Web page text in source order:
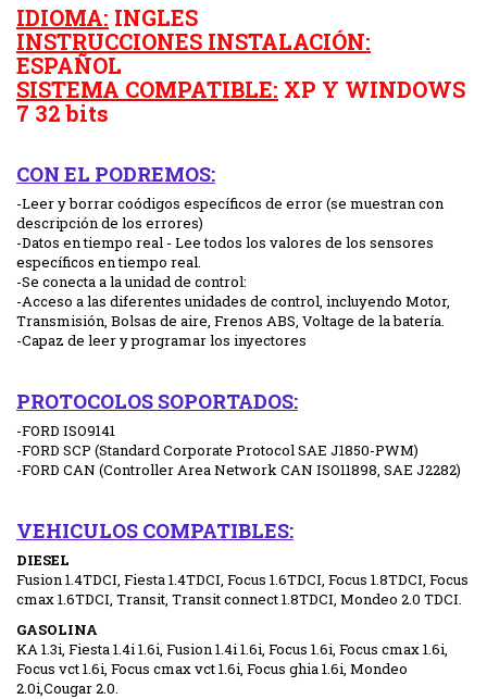
IDIOMA: INGLES
INSTRUCCIONES INSTALACIÓN:
ESPAÑOL
SISTEMA COMPATIBLE: XP Y WINDOWS
7 32 bits
CON EL PODREMOS:
-Leer y borrar coódigos específicos de error (se muestran con
descripción de los errores)
-Datos en tiempo real - Lee todos los valores de los sensores
específicos en tiempo real.
-Se conecta a la unidad de control:
-Acceso a las diferentes unidades de control, incluyendo Motor,
Transmisión, Bolsas de aire, Frenos ABS, Voltage de la batería.
-Capaz de leer y programar los inyectores
PROTOCOLOS SOPORTADOS:
-FORD ISO9141
-FORD SCP (Standard Corporate Protocol SAE J1850-PWM)
-FORD CAN (Controller Area Network CAN ISO11898, SAE J2282)
VEHICULOS COMPATIBLES:
DIESEL
Fusion 1.4TDCI, Fiesta 1.4TDCI, Focus 1.6TDCI, Focus 1.8TDCI, Focus
cmax 1.6TDCI, Transit, Transit connect 1.8TDCI, Mondeo 2.0 TDCI.
GASOLINA
KA 1.3i, Fiesta 1.4i 1.6i, Fusion 1.4i 1.6i, Focus 1.6i, Focus cmax 1.6i,
Focus vct 1.6i, Focus cmax vct 1.6i, Focus ghia 1.6i, Mondeo
2.0i,Cougar 2.0.